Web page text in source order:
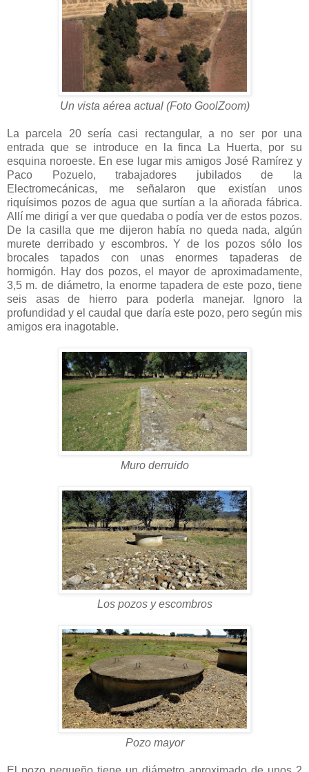
Un vista aérea actual (Foto GoolZoom)
La parcela 20 sería casi rectangular, a no ser por una
entrada que se introduce en la finca La Huerta, por su
esquina noroeste. En ese lugar mis amigos José Ramírez y
Paco Pozuelo, trabajadores jubilados de la
Electromecánicas, me señalaron que existían unos
riquísimos pozos de agua que surtían a la añorada fábrica.
Allí me dirigí a ver que quedaba o podía ver de estos pozos.
De la casilla que me dijeron había no queda nada, algún
murete derribado y escombros. Y de los pozos sólo los
brocales tapados con unas enormes tapaderas de
hormigón. Hay dos pozos, el mayor de aproximadamente,
3,5 m. de diámetro, la enorme tapadera de este pozo, tiene
seis asas de hierro para poderla manejar. Ignoro la
profundidad y el caudal que daría este pozo, pero según mis
amigos era inagotable.
Muro derruido
Los pozos y escombros
Pozo mayor